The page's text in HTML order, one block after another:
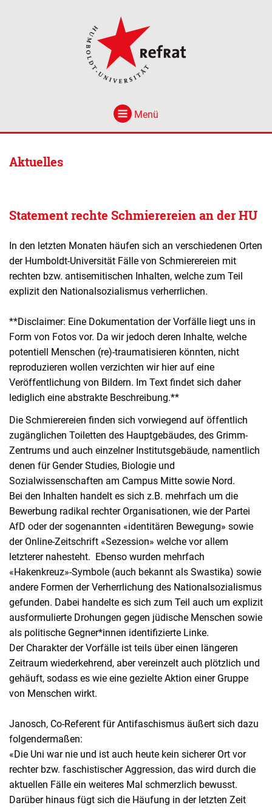
Menü
Aktuelles
Statement rechte Schmierereien an der HU
In den letzten Monaten häufen sich an verschiedenen Orten
der Humboldt-Universität Fälle von Schmierereien mit
rechten bzw. antisemitischen Inhalten, welche zum Teil
explizit den Nationalsozialismus verherrlichen.
**Disclaimer: Eine Dokumentation der Vorfälle liegt uns in
Form von Fotos vor. Da wir jedoch deren Inhalte, welche
potentiell Menschen (re)-traumatisieren könnten, nicht
reproduzieren wollen verzichten wir hier auf eine
Veröffentlichung von Bildern. Im Text findet sich daher
lediglich eine abstrakte Beschreibung.**
Die Schmierereien finden sich vorwiegend auf öffentlich
zugänglichen Toiletten des Hauptgebäudes, des Grimm-
Zentrums und auch einzelner Institutsgebäude, namentlich
denen für Gender Studies, Biologie und
Sozialwissenschaften am Campus Mitte sowie Nord.
Bei den Inhalten handelt es sich z.B. mehrfach um die
Bewerbung radikal rechter Organisationen, wie der Partei
AfD oder der sogenannten «identitären Bewegung» sowie
der Online-Zeitschrift «Sezession» welche vor allem
letzterer nahesteht. Ebenso wurden mehrfach
«Hakenkreuz»-Symbole (auch bekannt als Swastika) sowie
andere Formen der Verherrlichung des Nationalsozialismus
gefunden. Dabei handelte es sich zum Teil auch um explizit
ausformulierte Drohungen gegen jüdische Menschen sowie
als politische Gegner*innen identifizierte Linke.
Der Charakter der Vorfälle ist teils über einen längeren
Zeitraum wiederkehrend, aber vereinzelt auch plötzlich und
gehäuft, sodass es wie eine gezielte Aktion einer Gruppe
von Menschen wirkt.
Janosch, Co-Referent für Antifaschismus äußert sich dazu
folgendermaßen:
«Die Uni war nie und ist auch heute kein sicherer Ort vor
rechter bzw. faschistischer Aggression, das wird durch die
aktuellen Fälle ein weiteres Mal schmerzlich bewusst.
Darüber hinaus fügt sich die Häufung in der letzten Zeit